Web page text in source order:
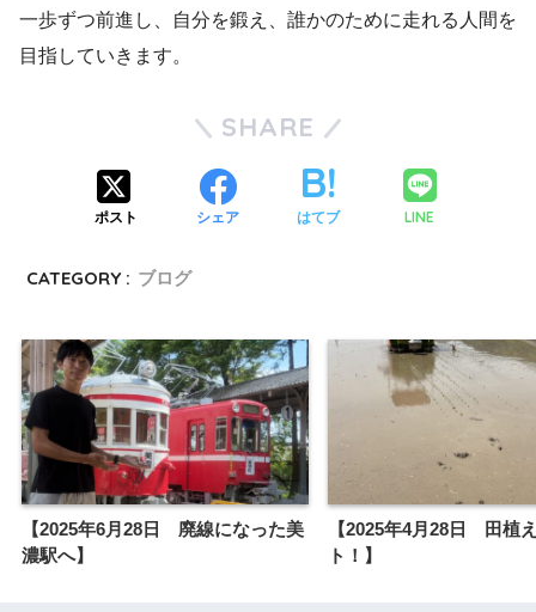
一歩ずつ前進し、自分を鍛え、誰かのために走れる人間を
目指していきます。
SHARE
ポスト シェア はてブ LINE
CATEGORY : ブログ
【2025年6月28日 廃線になった美
濃駅へ】
【2025年4月28日 田植
ト！】